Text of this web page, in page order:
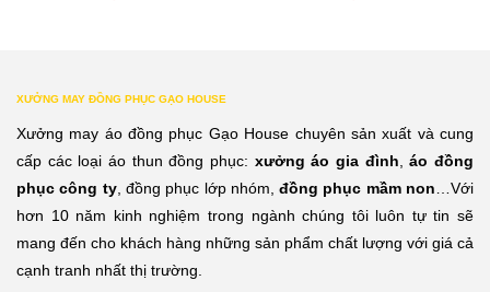
XƯỞNG MAY ĐỒNG PHỤC GẠO HOUSE
Xưởng may áo đồng phục Gạo House chuyên sản xuất và cung
cấp các loại áo thun đồng phục: xưởng áo gia đình,áo đồng
phục công ty, đồng phục lớp nhóm,đồng phục mầm non…Với
hơn 10 năm kinh nghiệm trong ngành chúng tôi luôn tự tin sẽ
mang đến cho khách hàng những sản phẩm chất lượng với giá cả
cạnh tranh nhất thị trường.